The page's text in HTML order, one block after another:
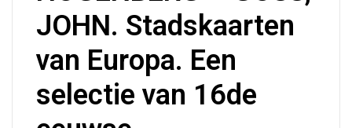
JOHN. Stadskaarten
van Europa. Een
selectie van 16de